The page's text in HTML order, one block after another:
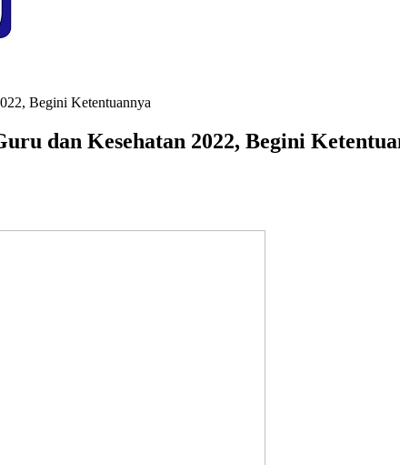
Begini Ketentuannya
dan Kesehatan 2022, Begini